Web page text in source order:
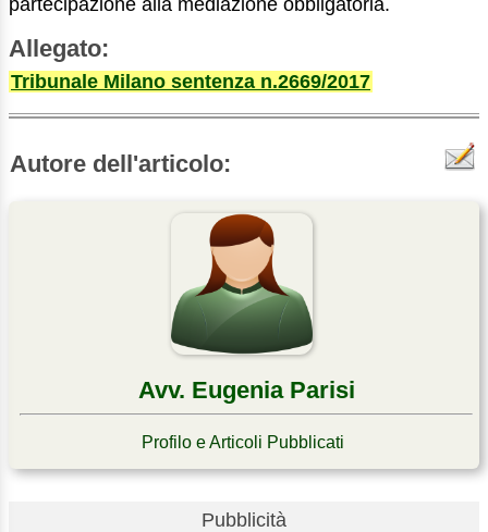
Allegato:
Tribunale Milano sentenza n.2669/2017
Autore dell'articolo:
Avv. Eugenia Parisi
Profilo e Articoli Pubblicati
Pubblicità